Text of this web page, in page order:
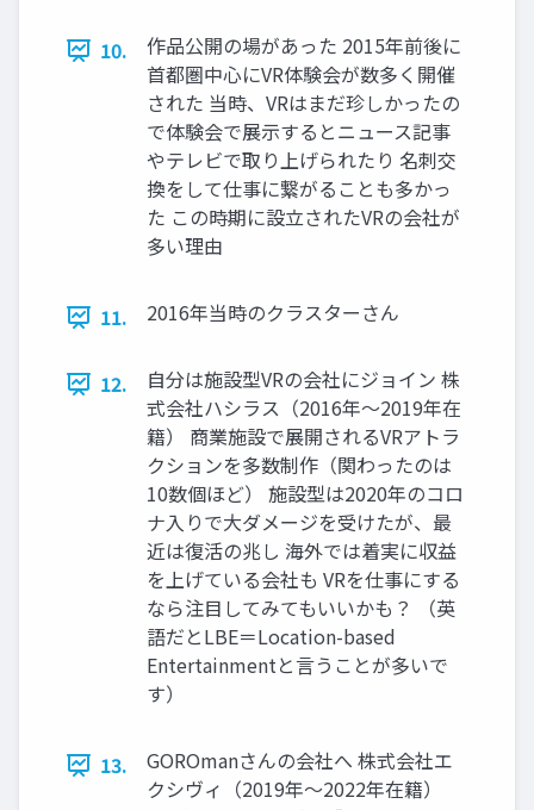
10.
作品公開の場があった 2015年前後に
首都圏中心にVR体験会が数多く開催
された 当時、VRはまだ珍しかったの
で体験会で展示するとニュース記事
やテレビで取り上げられたり 名刺交
換をして仕事に繋がることも多かっ
た この時期に設立されたVRの会社が
多い理由
11. 2016年当時のクラスターさん
12.
自分は施設型VRの会社にジョイン 株
式会社ハシラス（2016年～2019年在
籍） 商業施設で展開されるVRアトラ
クションを多数制作（関わったのは
10数個ほど） 施設型は2020年のコロ
ナ入りで大ダメージを受けたが、最
近は復活の兆し 海外では着実に収益
を上げている会社も VRを仕事にする
なら注目してみてもいいかも？ （英
語だとLBE＝Location-based
Entertainmentと言うことが多いで
す）
13.
GOROmanさんの会社へ 株式会社エ
クシヴィ（2019年～2022年在籍）